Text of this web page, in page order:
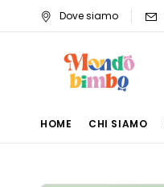
Dove siamo
HOME CHI SIAMO